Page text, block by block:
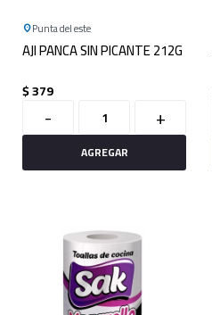
Punta del este
AJI PANCA SIN PICANTE 212G
$379
- +